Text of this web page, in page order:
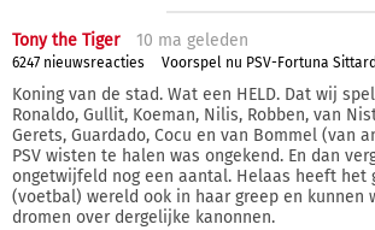
Tony the Tiger 10 ma geleden
6247 nieuwsreacties Voorspel nu PSV-Fortuna Sittard
Koning van de stad. Wat een HELD. Dat wij
Ronaldo, Gullit, Koeman, Nilis, Robben, van
Gerets, Guardado, Cocu en van Bommel (van
PSV wisten te halen was ongekend. En dan
ongetwijfeld nog een aantal. Helaas heeft het
(voetbal) wereld ook in haar greep en kunnen
dromen over dergelijke kanonnen.